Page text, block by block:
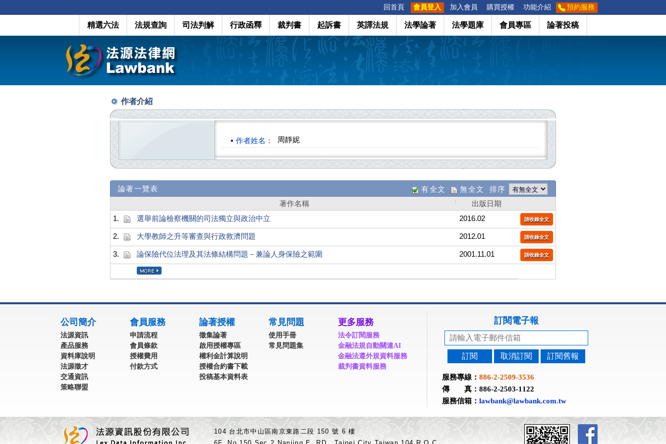
回首頁 會員登入 加入會員 購買授權 功能介紹 預約服務
精選六法 法規查詢 司法判解 行政函釋 裁判書 起訴書 英譯法規 法學論著 法學題庫 會員專區 論著投稿
作者介紹
作者姓名： 周靜妮
論著一覽表 有全文 無全文 排序
著作名稱
出版日期
1.
選舉前論檢察機關的司法獨立與政治中立 2016.02 請收錄全文
2. 大學教師之升等審查與行政救濟問題 2012.01 請收錄全文
3. 論保險代位法理及其法條結構問題－兼論人身保險之範圍 2001.11.01 請收錄全文
公司簡介
法源資訊
產品服務
資料庫說明
法源徵才
交通資訊
策略聯盟
會員服務
申請流程
會員條款
授權費用
付款方式
論著授權
徵集論著
啟用授權專區
權利金計算說明
授權合約書下載
投稿基本資料表
常見問題
使用手冊
常見問題集
更多服務
法令訂閱服務
金融法規自動關連AI
金融法遵外規資料服務
裁判書資料服務
訂閱電子報
訂閱 取消訂閱 訂閱舊報
服務專線： 886-2-2509-3536
傳 真：886-2-2503-1122
服務信箱： lawbank@lawbank.com.tw
104 台北市中山區南京東路二段 150 號 6 樓